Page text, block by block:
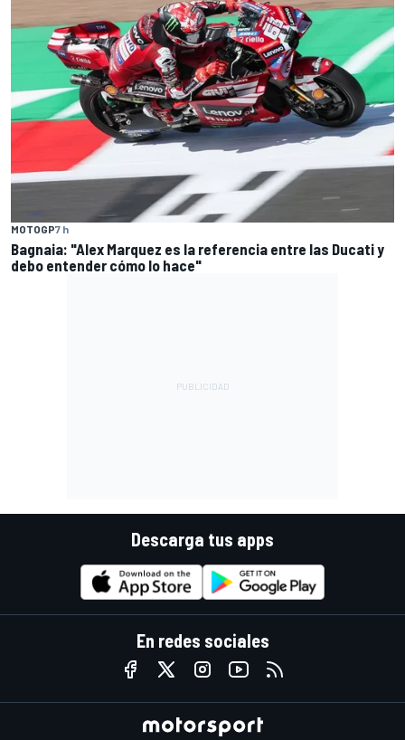
MOTOGP7 h
Bagnaia: "Alex Marquez es la referencia entre las Ducati y
debo entender cómo lo hace"
Descarga tus apps
En redes sociales